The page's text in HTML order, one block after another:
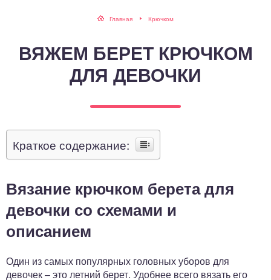
Главная Крючком
ВЯЖЕМ БЕРЕТ КРЮЧКОМ
ДЛЯ ДЕВОЧКИ
Краткое содержание:
Вязание крючком берета для
девочки со схемами и
описанием
Один из самых популярных головных уборов для
девочек – это летний берет. Удобнее всего вязать его